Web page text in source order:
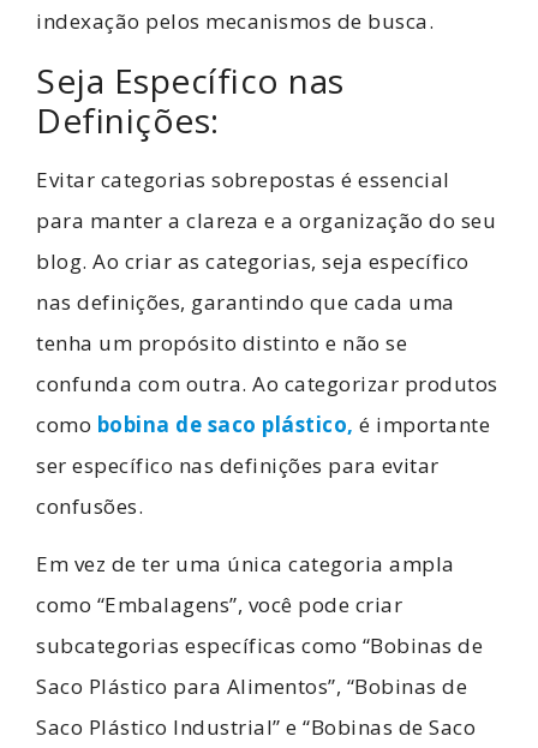
indexação pelos mecanismos de busca.
Seja Específico nas
Definições:
Evitar categorias sobrepostas é essencial
para manter a clareza e a organização do seu
blog. Ao criar as categorias, seja específico
nas definições, garantindo que cada uma
tenha um propósito distinto e não se
confunda com outra. Ao categorizar produtos
como bobina de saco plástico, é importante
ser específico nas definições para evitar
confusões.
Em vez de ter uma única categoria ampla
como “Embalagens”, você pode criar
subcategorias específicas como “Bobinas de
Saco Plástico para Alimentos”, “Bobinas de
Saco Plástico Industrial” e “Bobinas de Saco